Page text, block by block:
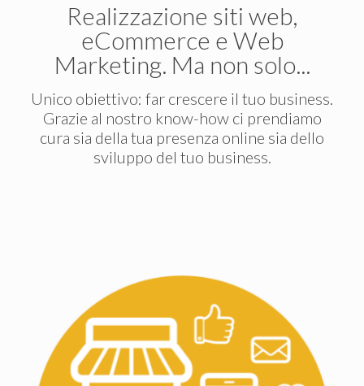
Realizzazione siti web,
eCommerce e Web
Marketing. Ma non solo...
Unico obiettivo: far crescere il tuo business.
Grazie al nostro know-how ci prendiamo
cura sia della tua presenza online sia dello
sviluppo del tuo business.